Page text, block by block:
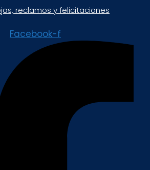
reclamos y felicitaciones
Facebook-f